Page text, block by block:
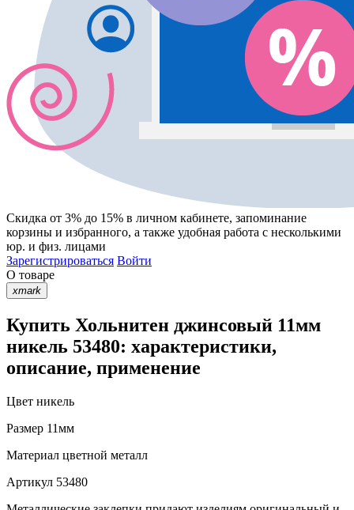
Скидка от 3% до 15% в личном кабинете, запоминание
корзины и избранного, а также удобная работа с несколькими
юр. и физ. лицами
Зарегистрироваться Войти
О товаре
xmark
Купить Хольнитен джинсовый 11мм
никель 53480: характеристики,
описание, применение
Цвет никель
Размер 11мм
Материал цветной металл
Артикул 53480